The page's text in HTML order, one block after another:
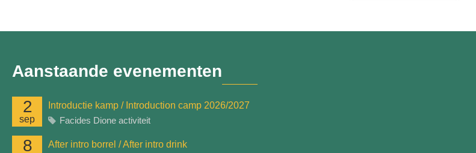
Aanstaande evenementen
2
sep
Introductie kamp / Introduction camp 2026/2027
Facides Dione activiteit
8 After intro borrel / After intro drink